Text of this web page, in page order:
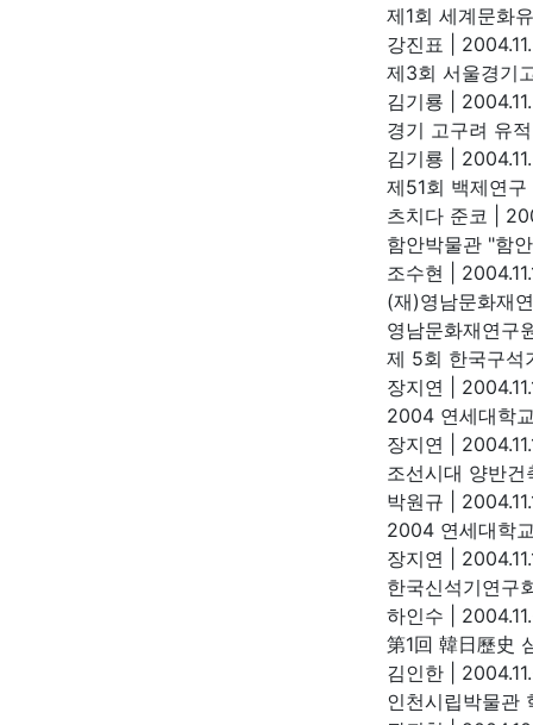
제1회 세계문화
강진표
제3회 서울경기
김기룡
경기 고구려 유
김기룡
제51회 백제연
츠치다 준코
함안박물관 "함
조수현
(재)영남문화재
영남문화재연구
제 5회 한국구석
장지연
2004 연세대학
장지연
조선시대 양반
박원규
2004 연세대학
장지연
한국신석기연구
하인수
第1回 韓日歷史
김인한
인천시립박물관